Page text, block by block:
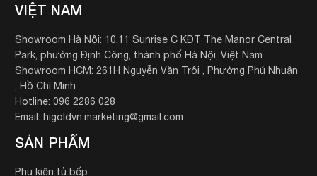
VIỆT NAM
Showroom Hà Nội: 10,11 Sunrise C KĐT The Manor Central
Park, phường Định Công, thành phố Hà Nội, Việt Nam
Showroom HCM: 261H Nguyễn Văn Trỗi , Phường Phú Nhuận
, Hồ Chí Minh
Hotline: 096 2286 028
Email: higoldvn.marketing@gmail.com
SẢN PHẨM
Phụ kiện tủ bếp